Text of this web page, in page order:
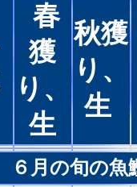
春
獲
り、
生
秋獲
り、
生
６月の旬の